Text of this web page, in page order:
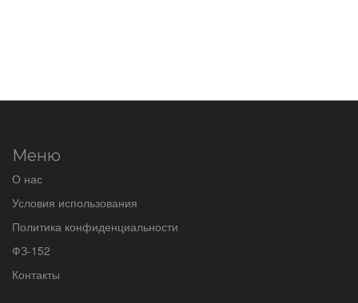
Меню
О нас
Условия использования
Политика конфиденциальности
ФЗ-152
Контакты